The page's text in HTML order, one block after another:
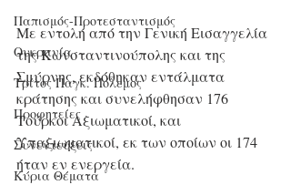
Παπισμός-Προτεσταντισμός
Ουκρανία
Τρίτος Παγκ. Πόλεμος
Προφητείες
Συνεντεύξεις
Κύρια Θέματα
Με εντολή από την Γενική Εισαγγελία
της Κωνσταντινούπολης και της
Σμύρνης, εκδόθηκαν εντάλματα
κράτησης και συνελήφθησαν 176
Τούρκοι Αξιωματικοί, και
Υπαξιωματικοί, εκ των οποίων οι 174
ήταν εν ενεργεία.